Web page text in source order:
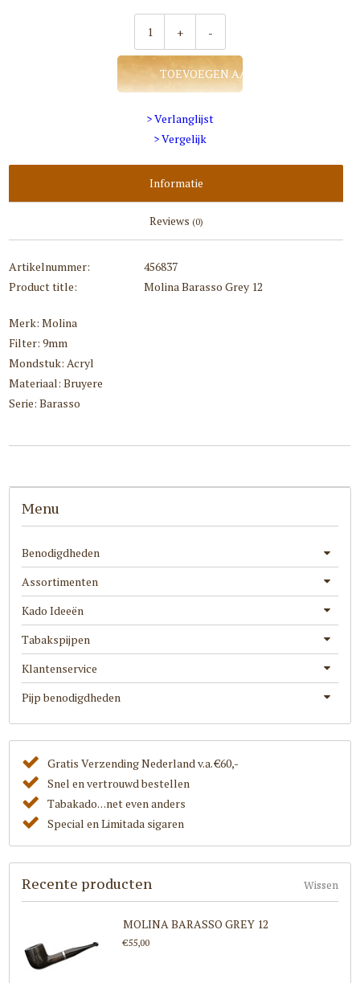
+ -
TOEVOEGEN AAN WINKELWAGEN
> Verlanglijst
> Vergelijk
Informatie
Reviews (0)
Artikelnummer:
456837
Product title:
Molina Barasso Grey 12
Merk: Molina
Filter: 9mm
Mondstuk: Acryl
Materiaal: Bruyere
Serie: Barasso
Menu
Benodigdheden
Assortimenten
Kado Ideeën
Tabakspijpen
Klantenservice
Pijp benodigdheden
Gratis Verzending Nederland v.a. €60,-
Snel en vertrouwd bestellen
Tabakado. . .net even anders
Special en Limitada sigaren
Recente producten Wissen
MOLINA BARASSO GREY 12
€55,00